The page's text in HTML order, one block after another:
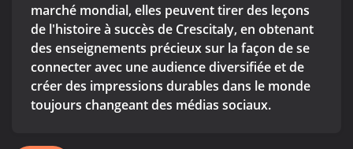
marché mondial, elles peuvent tirer des leçons
de l'histoire à succès de Crescitaly, en obtenant
des enseignements précieux sur la façon de se
connecter avec une audience diversifiée et de
créer des impressions durables dans le monde
toujours changeant des médias sociaux.